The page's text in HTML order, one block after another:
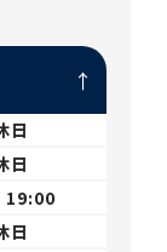
日
日
19:00
日